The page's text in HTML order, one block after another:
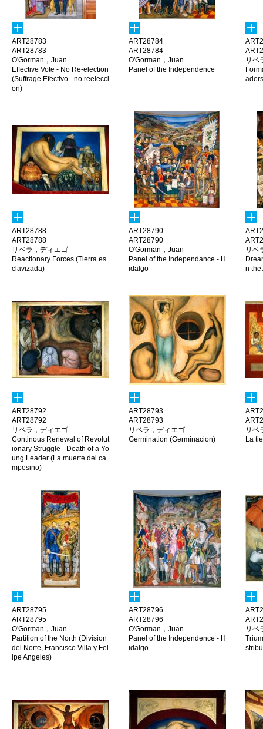
ART28783
ART28783
O'Gorman，Juan
Effective Vote - No Re-election
(Suffrage Efectivo - no reelecci
on)
ART28784
ART28784
O'Gorman，Juan
Panel of the Independence
リベ
ART28788
ART28788
リベラ，ディエゴ
Reactionary Forces (Tierra es
clavizada)
ART28790
ART28790
O'Gorman，Juan
Panel of the Independance - H
idalgo
リベ
n the
ART28792
ART28792
リベラ，ディエゴ
Continous Renewal of Revolut
ionary Struggle - Death of a Yo
ung Leader (La muerte del ca
mpesino)
ART28793
ART28793
リベラ，ディエゴ
Germination (Germinacion)
リベ
La
ART28795
ART28795
O'Gorman，Juan
Partition of the North (Division
del Norte, Francisco Villa y Fel
ipe Angeles)
ART28796
ART28796
O'Gorman，Juan
Panel of the Independence - H
idalgo
リベ